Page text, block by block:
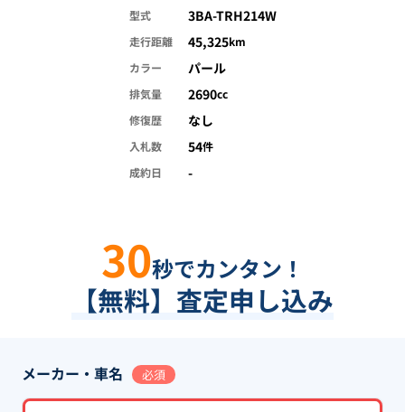
型式 3BA-TRH214W
走行距離 45,325km
カラー
パール
排気量 2690cc
修復歴
なし
入札数 54件
成約日
-
30秒でカンタン！
【無料】査定申し込み
メーカー・車名 必須